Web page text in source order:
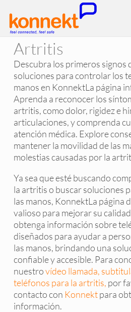
Artritis
Descubra los primeros signos
soluciones para controlar los
manos en KonnektLa página
Aprenda a reconocer los
artritis, como dolor, rigidez e
articulaciones, y comprenda
atención médica. Explore
mantener la movilidad de las
molestias causadas por la
Ya sea que esté buscando
la artritis o buscar soluciones
las manos, KonnektLa página
valioso para mejorar su
obtenga información sobre
diseñados para ayudar a
las manos, brindando una
confiable y accesible. Para
nuestrovídeo llamada,
teléfonos para la artritis, por
contacto con Konnektpara
información.